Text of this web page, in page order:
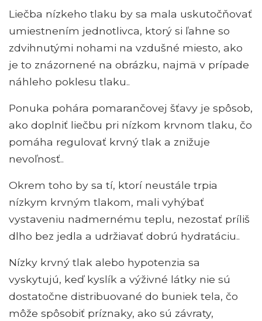
Liečba nízkeho tlaku by sa mala uskutočňovať
umiestnením jednotlivca, ktorý si ľahne so
zdvihnutými nohami na vzdušné miesto, ako
je to znázornené na obrázku, najmä v prípade
náhleho poklesu tlaku..
Ponuka pohára pomarančovej šťavy je spôsob,
ako doplniť liečbu pri nízkom krvnom tlaku, čo
pomáha regulovať krvný tlak a znižuje
nevoľnosť..
Okrem toho by sa tí, ktorí neustále trpia
nízkym krvným tlakom, mali vyhýbať
vystaveniu nadmernému teplu, nezostať príliš
dlho bez jedla a udržiavať dobrú hydratáciu..
Nízky krvný tlak alebo hypotenzia sa
vyskytujú, keď kyslík a výživné látky nie sú
dostatočne distribuované do buniek tela, čo
môže spôsobiť príznaky, ako sú závraty,